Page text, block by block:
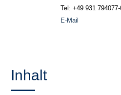
Tel: +49 931
E-Mail
Inhalt